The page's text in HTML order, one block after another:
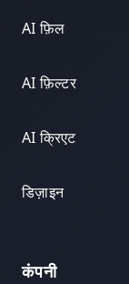
AI फ़िल
AI फ़िल्टर
AI क्रिएट
डिज़ाइन
कंपनी